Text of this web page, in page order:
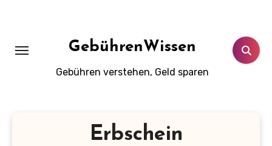
GebührenWissen
Gebühren verstehen, Geld sparen
Erbschein